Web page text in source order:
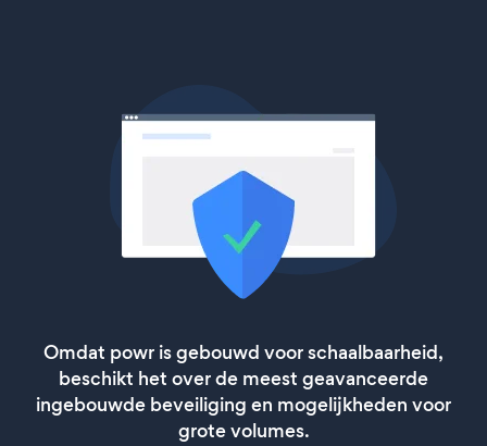
Omdat powr is gebouwd voor schaalbaarheid,
beschikt het over de meest geavanceerde
ingebouwde beveiliging en mogelijkheden voor
grote volumes.